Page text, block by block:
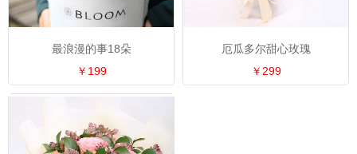
最浪漫的事18朵
￥199
厄瓜多尔甜心玫瑰
￥299